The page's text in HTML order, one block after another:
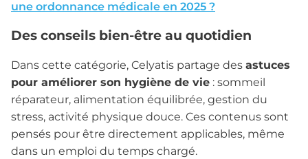
une ordonnance médicale en 2025 ?
Des conseils bien-être au quotidien
Dans cette catégorie, Celyatis partage des astuces
pour améliorer son hygiène de vie : sommeil
réparateur, alimentation équilibrée, gestion du
stress, activité physique douce. Ces contenus sont
pensés pour être directement applicables, même
dans un emploi du temps chargé.